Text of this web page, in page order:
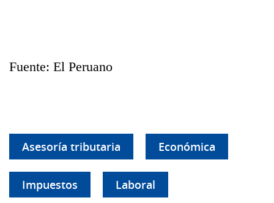
Fuente: El Peruano
Asesoría tributaria Económica
Impuestos Laboral